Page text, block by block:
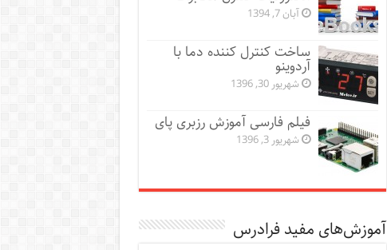
آبان 7, 1394
ساخت کنترل کننده دما با
آردوینو
شهریور 30, 1396
فیلم فارسی آموزش رزبری پای
شهریور 3, 1396
آموزش‌های مفید فرادرس